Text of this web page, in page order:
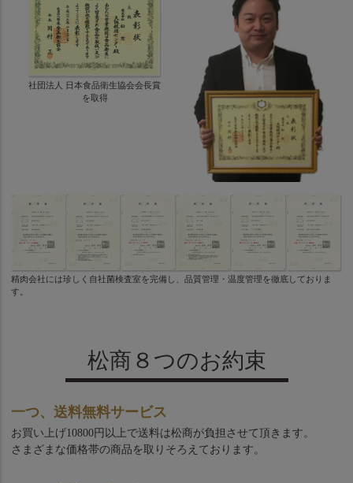
社団法人 日本食品衛生協会会長賞
を取得
精肉会社には珍しく自社菌検査室を完備し、品質管理・温度管理を徹底しておりま
す。
松商８つのお約束
一つ、送料無料サービス
お買い上げ10800円以上で送料は松商が負担させて頂きます。
さまざまな価格帯の商品を取りそろえております。